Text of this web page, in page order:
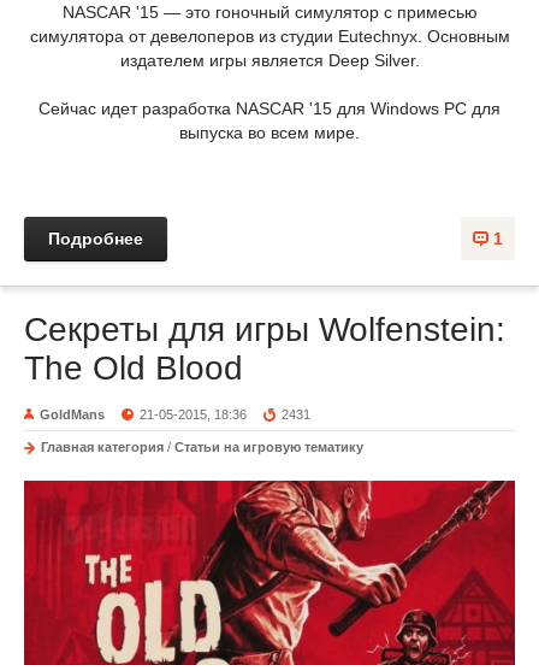
NASCAR '15 — это гоночный симулятор с примесью
симулятора от девелоперов из студии Eutechnyx. Основным
издателем игры является Deep Silver.
Сейчас идет разработка NASCAR '15 для Windows PC для
выпуска во всем мире.
1
Подробнее
Секреты для игры Wolfenstein:
The Old Blood
GoldMans 21-05-2015, 18:36 2431
Главная категория / Статьи на игровую тематику